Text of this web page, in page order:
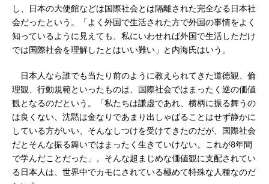
し、日本の大使館などは国際社会とは隔離された完全なる日本社
会だったという。「よく外国で生活された方で外国の事情をよく
知っているように見えても、私にいわせれば外国で生活しただけ
では国際社会を理解したとはいい難い」と内海氏はいう。
日本人なら誰でも当たり前のように教えられてきた道徳観、倫
理観、行動規範といったものは、国際社会ではまったく逆の価値
観となるのだという。「私たちは謙虚であれ、横柄に振る舞うの
は良くない、沈黙は金なりであまり出しゃばることはせず静かに
している方がいい、そんなしつけを受けてきたのだが、国際社会
だとそんな振る舞いではまったく生きていけない。これが8年間
で学んだことだった」。そんな超まじめな価値観に支配されてい
る日本人は、世界中でカモにされている極めて特殊な人種なのだ